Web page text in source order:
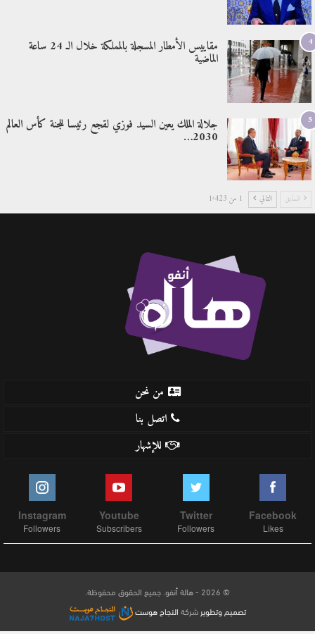
4 مقاييس الأمطار المسجلة بالمملكة خلال الـ 24 ساعة
الماضية
5 جلالة الملك يعين السيد فوزي لقجع رئيسا للجنة كأس العالم
2030…
السابق التالي 1 من 1٬423
من نحن
اتصل بنا
للإشهار
Facebook
Likes
Twitter
Followers
Youtube
Subscribers
Instagram
Followers
© 2026 - هالة أنفو. جميع الحقوق محفوظة.
تصميم وتطويرشركةالنجاح هوست